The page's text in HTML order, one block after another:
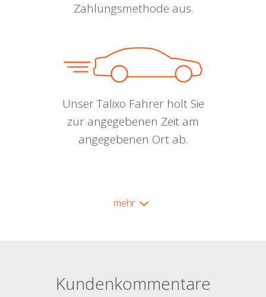
Zahlungsmethode aus.
Unser Talixo Fahrer holt Sie
zur angegebenen Zeit am
angegebenen Ort ab.
mehr
Kundenkommentare